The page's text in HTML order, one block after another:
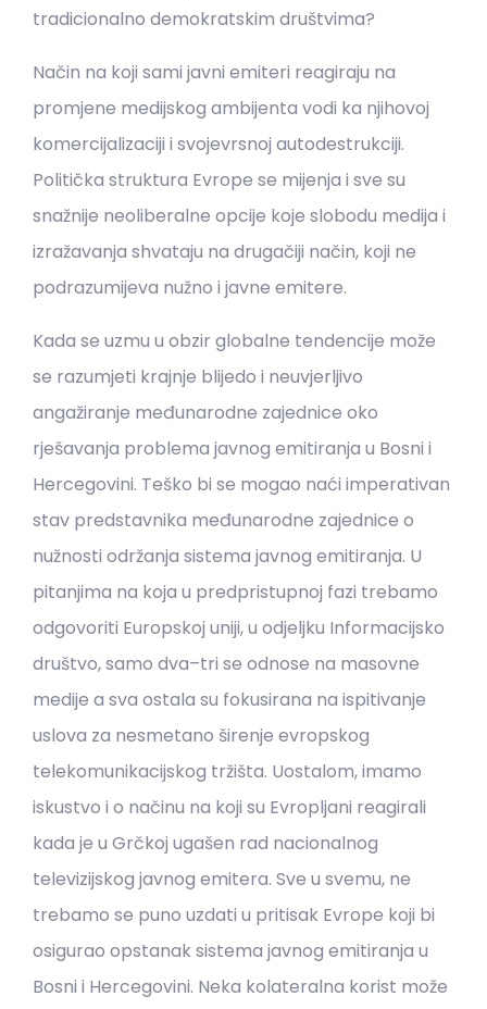
tradicionalno demokratskim društvima?
Način na koji sami javni emiteri reagiraju na
promjene medijskog ambijenta vodi ka njihovoj
komercijalizaciji i svojevrsnoj autodestrukciji.
Politička struktura Evrope se mijenja i sve su
snažnije neoliberalne opcije koje slobodu medija i
izražavanja shvataju na drugačiji način, koji ne
podrazumijeva nužno i javne emitere.
Kada se uzmu u obzir globalne tendencije može
se razumjeti krajnje blijedo i neuvjerljivo
angažiranje međunarodne zajednice oko
rješavanja problema javnog emitiranja u Bosni i
Hercegovini. Teško bi se mogao naći imperativan
stav predstavnika međunarodne zajednice o
nužnosti održanja sistema javnog emitiranja. U
pitanjima na koja u predpristupnoj fazi trebamo
odgovoriti Europskoj uniji, u odjeljku Informacijsko
društvo, samo dva–tri se odnose na masovne
medije a sva ostala su fokusirana na ispitivanje
uslova za nesmetano širenje evropskog
telekomunikacijskog tržišta. Uostalom, imamo
iskustvo i o načinu na koji su Evropljani reagirali
kada je u Grčkoj ugašen rad nacionalnog
televizijskog javnog emitera. Sve u svemu, ne
trebamo se puno uzdati u pritisak Evrope koji bi
osigurao opstanak sistema javnog emitiranja u
Bosni i Hercegovini. Neka kolateralna korist može